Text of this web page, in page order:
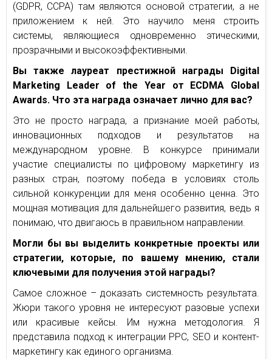
(GDPR, CCPA) там являются основой стратегии, а не
приложением к ней. Это научило меня строить
системы, являющиеся одновременно этическими,
прозрачными и высокоэффективными.
Вы также лауреат престижной награды Digital
Marketing Leader of the Year от ECDMA Global
Awards. Что эта награда означает лично для вас?
Это не просто награда, а признание моей работы,
инновационных подходов и результатов на
международном уровне. В конкурсе принимали
участие специалисты по цифровому маркетингу из
разных стран, поэтому победа в условиях столь
сильной конкуренции для меня особенно ценна. Это
мощная мотивация для дальнейшего развития, ведь я
понимаю, что двигаюсь в правильном направлении.
Могли бы вы выделить конкретные проекты или
стратегии, которые, по вашему мнению, стали
ключевыми для получения этой награды?
Самое сложное – доказать системность результата.
Жюри такого уровня не интересуют разовые успехи
или красивые кейсы. Им нужна методология. Я
представила подход к интеграции PPC, SEO и контент-
маркетингу как единого организма.